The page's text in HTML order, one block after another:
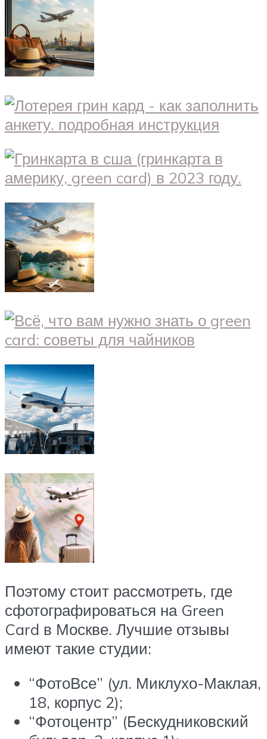
Поэтому стоит рассмотреть, где
сфотографироваться на Green
Card в Москве. Лучшие отзывы
имеют такие студии:
“ФотоВсе” (ул. Миклухо-Маклая,
18, корпус 2);
“Фотоцентр” (Бескудниковский